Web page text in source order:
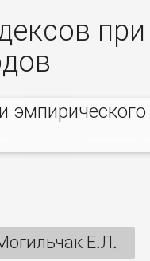
при
эмпирического
Е.Л.